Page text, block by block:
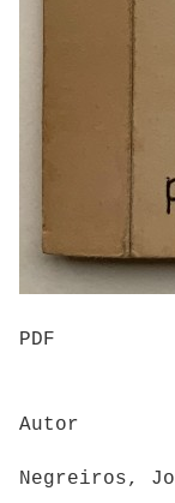
PDF
Autor
Negreiros,